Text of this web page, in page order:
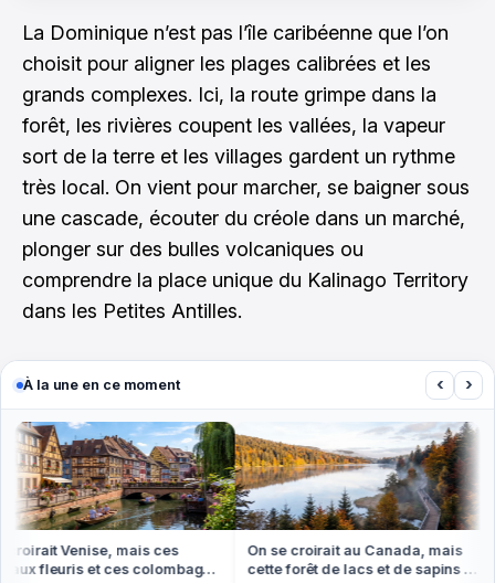
La Dominique n’est pas l’île caribéenne que l’on
choisit pour aligner les plages calibrées et les
grands complexes. Ici, la route grimpe dans la
forêt, les rivières coupent les vallées, la vapeur
sort de la terre et les villages gardent un rythme
très local. On vient pour marcher, se baigner sous
une cascade, écouter du créole dans un marché,
plonger sur des bulles volcaniques ou
comprendre la place unique du Kalinago Territory
dans les Petites Antilles.
À la une en ce moment ‹ ›
Venise, mais ces
fleuris et ces colombages
On se croirait au Canada, mais
cette forêt de lacs et de sapins est